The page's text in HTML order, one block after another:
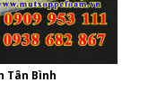
Tân Bình